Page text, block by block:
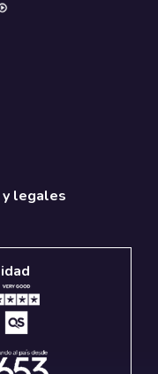
análisis de
legales